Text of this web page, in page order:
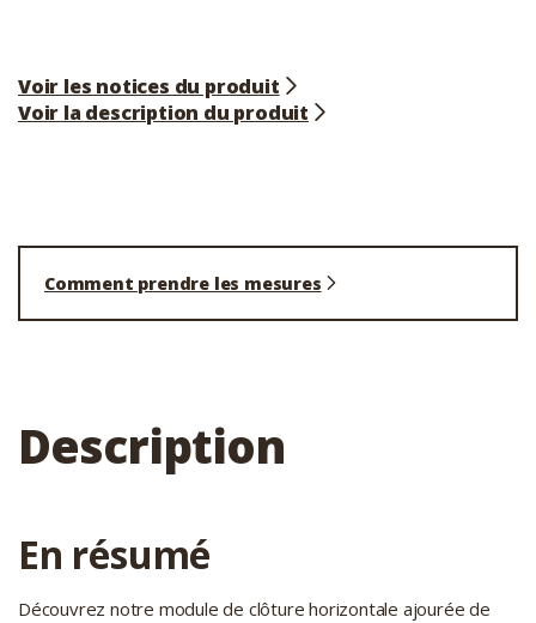
Voir les notices du produit
Voir la description du produit
Comment prendre les mesures
Description
En résumé
Découvrez notre module de clôture horizontale ajourée de